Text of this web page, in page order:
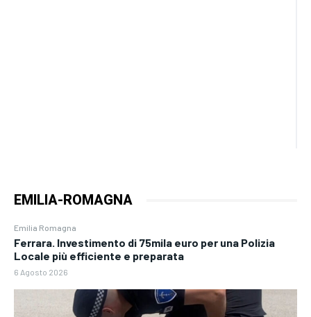
EMILIA-ROMAGNA
Emilia Romagna
Ferrara. Investimento di 75mila euro per una Polizia
Locale più efficiente e preparata
6 Agosto 2026